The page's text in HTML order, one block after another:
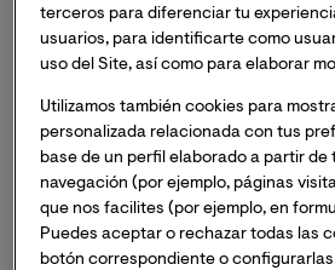
De este modo, la utilización de
puede ayudar a mejorar la
El programa de las jornadas será
Martes 15 de septiembre:
Aplicadas a la Prevención de
terceros para diferenciar tu
usuarios, para identificarte como
uso del Site, así como para elaborar
Utilizamos también cookies para
personalizada relacionada con tus
base de un perfil elaborado a partir de
navegación (por ejemplo, páginas
que nos facilites (por ejemplo, en
Puedes aceptar o rechazar todas las
botón correspondiente o